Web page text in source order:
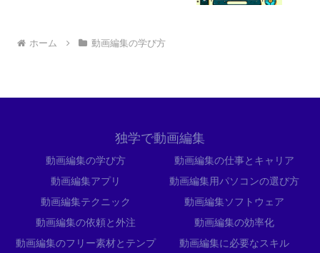
ホーム 動画編集の学び方
独学で動画編集
動画編集の学び方
動画編集の仕事とキャリア
動画編集アプリ
動画編集用パソコンの選び方
動画編集テクニック
動画編集ソフトウェア
動画編集の依頼と外注
動画編集の効率化
動画編集のフリー素材とテンプ
動画編集に必要なスキル